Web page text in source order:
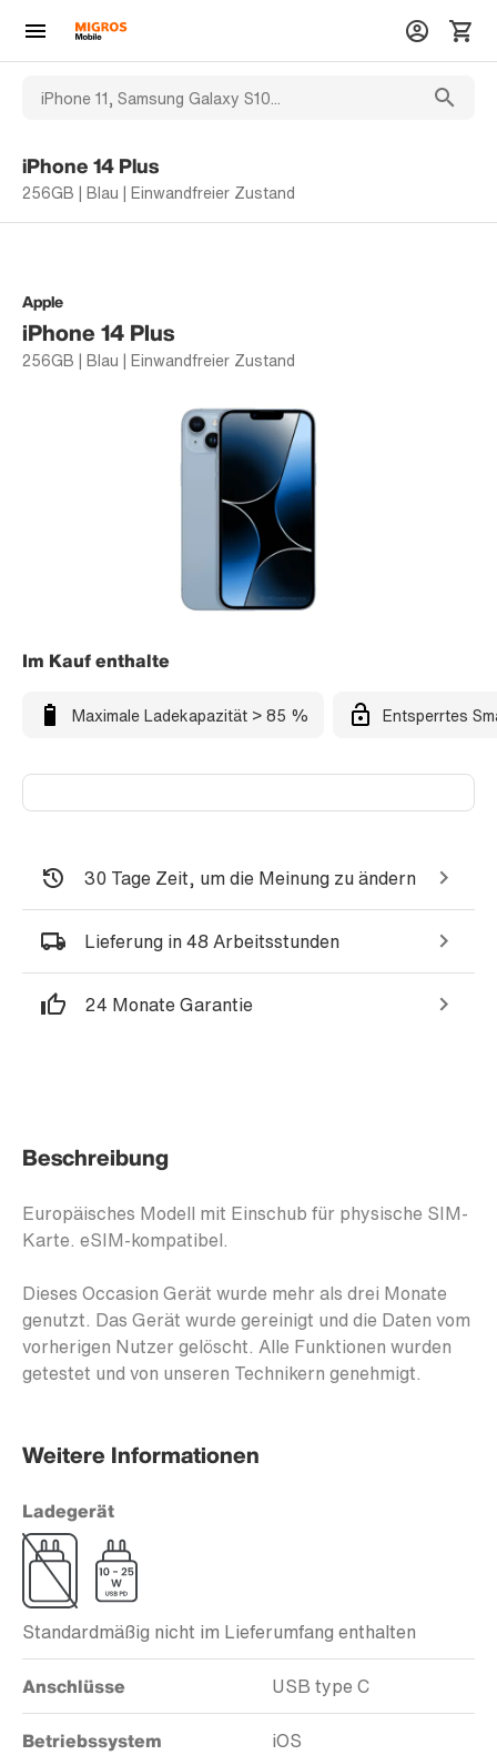
iPhone 14 Plus
256GB | Blau | Einwandfreier Zustand
Apple
iPhone 14 Plus
256GB | Blau | Einwandfreier Zustand
Im Kauf enthalte
Maximale Ladekapazität > 85 % Entsperrtes
30 Tage Zeit, um die Meinung zu ändern
Lieferung in 48 Arbeitsstunden
24 Monate Garantie
Beschreibung
Europäisches Modell mit Einschub für physische SIM-
Karte. eSIM-kompatibel.
Dieses Occasion Gerät wurde mehr als drei Monate
genutzt. Das Gerät wurde gereinigt und die Daten vom
vorherigen Nutzer gelöscht. Alle Funktionen wurden
getestet und von unseren Technikern genehmigt.
Weitere Informationen
Ladegerät
Standardmäßig nicht im Lieferumfang enthalten
Anschlüsse USB type C
Betriebssystem iOS